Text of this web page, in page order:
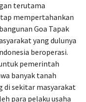
terutama
mempertahankan
Goa Tapak
yang dulunya
beroperasi.
pemerintah
banyak tanah
di sekitar masyarakat
para pelaku usaha